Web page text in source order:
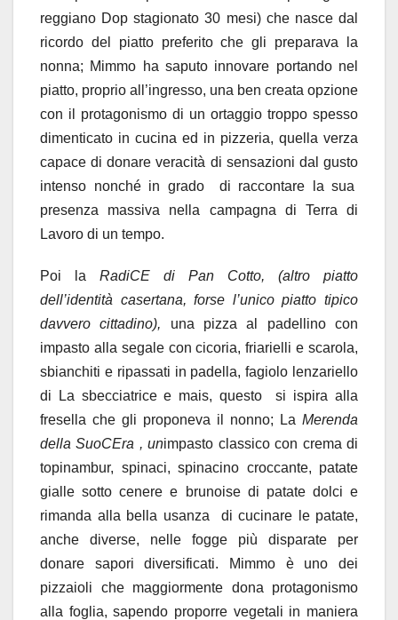
reggiano Dop stagionato 30 mesi) che nasce dal
ricordo del piatto preferito che gli preparava la
nonna; Mimmo ha saputo innovare portando nel
piatto, proprio all’ingresso, una ben creata opzione
con il protagonismo di un ortaggio troppo spesso
dimenticato in cucina ed in pizzeria, quella verza
capace di donare veracità di sensazioni dal gusto
intenso nonché in grado di raccontare la sua
presenza massiva nella campagna di Terra di
Lavoro di un tempo.
Poi la RadiCE di Pan Cotto, (altro piatto
dell’identità casertana, forse l’unico piatto tipico
davvero cittadino), una pizza al padellino con
impasto alla segale con cicoria, friarielli e scarola,
sbianchiti e ripassati in padella, fagiolo lenzariello
di La sbecciatrice e mais, questo si ispira alla
fresella che gli proponeva il nonno; La Merenda
della SuoCEra , unimpasto classico con crema di
topinambur, spinaci, spinacino croccante, patate
gialle sotto cenere e brunoise di patate dolci e
rimanda alla bella usanza di cucinare le patate,
anche diverse, nelle fogge più disparate per
donare sapori diversificati. Mimmo è uno dei
pizzaioli che maggiormente dona protagonismo
alla foglia, sapendo proporre vegetali in maniera